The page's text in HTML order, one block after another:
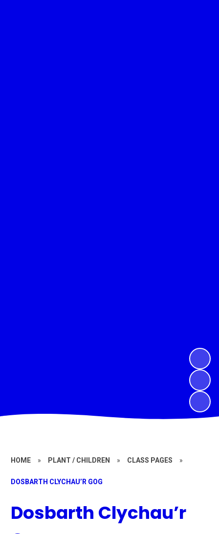
HOME » PLANT / CHILDREN » CLASS PAGES »
DOSBARTH CLYCHAU’R GOG
Dosbarth Clychau’r